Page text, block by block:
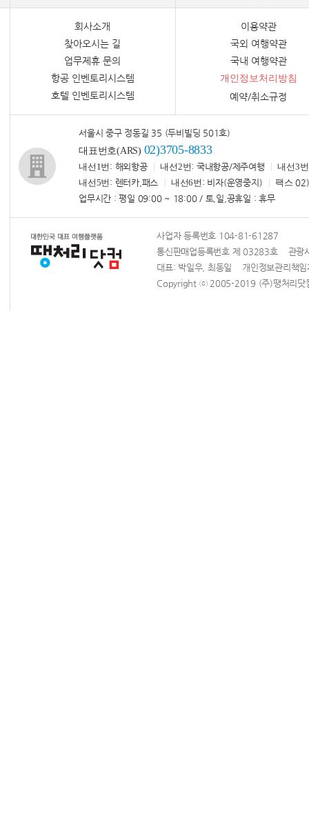
회사소개
찾아오시는 길
업무제휴 문의
항공 인벤토리시스템
호텔 인벤토리시스템
이용약관
국외 여행약관
국내 여행약관
개인정보처리방침
예약/취소규정
서울시 중구 정동길 35 (두비빌딩 501호)
대표번호(ARS) 02)3705-8833
내선1번 : 해외항공 내선2번: 국내항공/제주여행 내선3번
내선5번 : 렌터카,패스 내선6번 : 비자(운영중지) 팩스
업무시간 : 평일 09:00 ~ 18:00 / 토,일,공휴일 : 휴무
사업자 등록번호 104-81-61287
통신판매업등록번호 제 03283호 관광
대표: 박일우, 최동일 개인정보관리책
Copyright ⓒ 2005-2019 (주)땡처리닷